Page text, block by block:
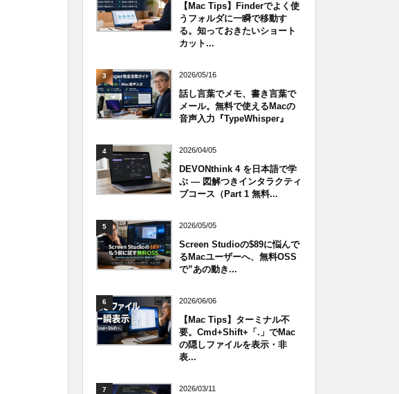
【Mac Tips】Finderでよく使
うフォルダに一瞬で移動す
る。知っておきたいショート
カット...
3 2026/05/16
話し言葉でメモ、書き言葉で
メール。無料で使えるMacの
音声入力『TypeWhisper』
4 2026/04/05
DEVONthink 4 を日本語で学
ぶ — 図解つきインタラクティ
ブコース（Part 1 無料...
5 2026/05/05
Screen Studioの$89に悩んで
るMacユーザーへ、無料OSS
で”あの動き...
6 2026/06/06
【Mac Tips】ターミナル不
要。Cmd+Shift+「.」でMac
の隠しファイルを表示・非
表...
7 2026/03/11